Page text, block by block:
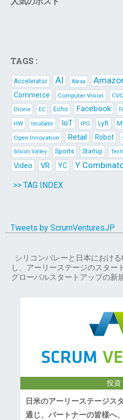
TAGS :
Accelerator AI Alexa
Commerce Computer Vision CVC
Drone
EC Echo Facebook
HW Incubator IoT IPO Lyft
Open Innovation Retail Robot
Silicon Valley Sports Startup
Video VR YC Y
>> TAG INDEX
Tweets by ScrumVenturesJP
シリコンバレーと日本におけ
し、アーリーステージのスター
グローバルスタートアップの新
投資
日米のアーリーステージス
通じ、パートナーの皆様へ